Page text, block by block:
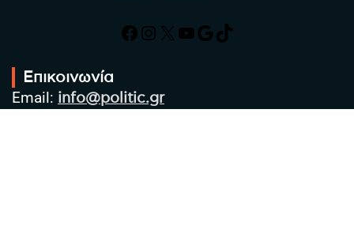
Facebook
Instagram
X YouTube
Google
TikTok
Επικοινωνία
Email: info@politic.gr